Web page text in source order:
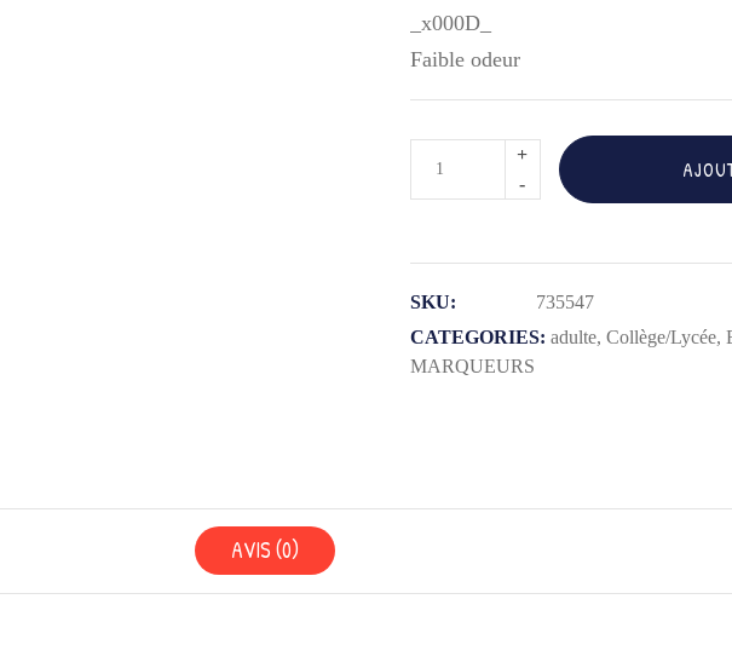
_x000D_
Faible odeur
quantité
de
4
MARQUEURS
TABLEAU
MAPED
SKU:
735547
CATEGORIES: adulte, Collège/Lycée,
MARQUEURS
AVIS (0)